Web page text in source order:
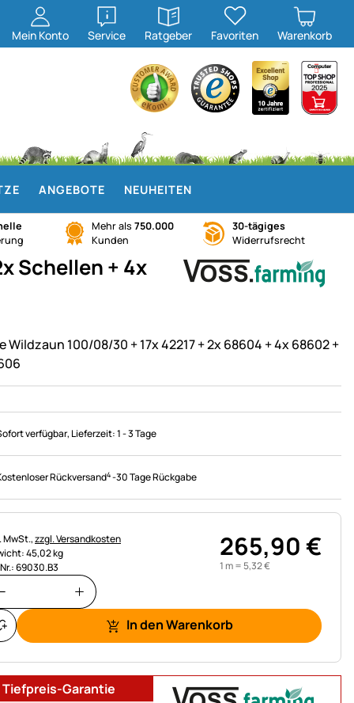
Mein Konto Service
öffnen
Ratgeber
öffnen
Favoriten Warenkorb
ANGEBOTE NEUHEITEN
Mehr als 750.000
Kunden
30-tägiges
Widerrufsrecht
Schellen + 4x
Wildzaun 100/08/30 + 17x 42217 + 2x 68604 + 4x 68602 +
verfügbar, Lieferzeit:1 - 3 Tage
Rückversand4-30 Tage Rückgabe
MwSt.,zzgl. Versandkosten
45,02 kg
69030.B3
265,90€
1 m = 5,32€
In den Warenkorb
Tiefpreis-Garantie